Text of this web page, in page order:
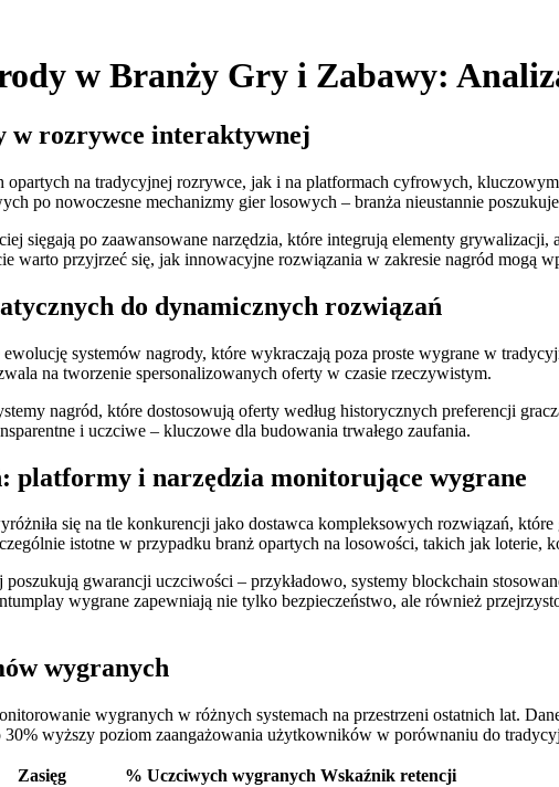
w Branży Gry i Zabawy:
w rozrywce interaktywnej
na tradycyjnej rozrywce, jak i na platformach cyfrowych,
po nowoczesne mechanizmy gier losowych – branża nieustannie
sięgają po zaawansowane narzędzia, które integrują elementy
warto przyjrzeć się, jak innowacyjne rozwiązania w zakresie nagród mogą
do dynamicznych rozwiązań
systemów nagrody, które wykraczają poza proste wygrane w
na tworzenie spersonalizowanych oferty w czasie rzeczywistym.
nagród, które dostosowują oferty według historycznych preferencji
i uczciwe – kluczowe dla budowania trwałego zaufania.
platformy i narzędzia monitorujące wygrane
się na tle konkurencji jako dostawca kompleksowych rozwiązań,
istotne w przypadku branż opartych na losowości, takich jak loterie,
gwarancji uczciwości – przykładowo, systemy blockchain
wygrane zapewniają nie tylko bezpieczeństwo, ale również
wygranych
wygranych w różnych systemach na przestrzeni ostatnich lat.
30% wyższy poziom zaangażowania użytkowników w porównaniu do
Zasięg % Uczciwych wygranych Wskaźnik retencji